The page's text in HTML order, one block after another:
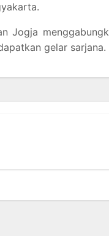
Jogja
gelar sarjana.